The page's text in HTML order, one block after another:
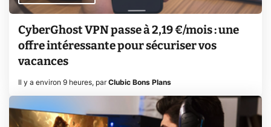
CyberGhost VPN passe à 2,19 €/mois : une
offre intéressante pour sécuriser vos
vacances
Il y a environ 9 heures, par Clubic Bons Plans